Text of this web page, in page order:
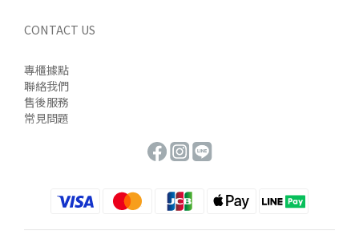
CONTACT US
專櫃據點
聯絡我們
售後服務
常見問題